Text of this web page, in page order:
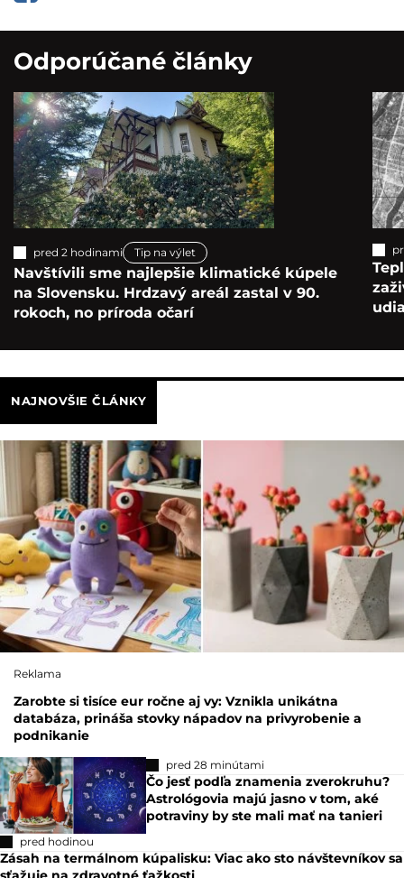
Odporúčané články
pred 2 hodinami Tip na výlet
Navštívili sme najlepšie klimatické kúpele
na Slovensku. Hrdzavý areál zastal v 90.
rokoch, no príroda očarí
NAJNOVŠIE ČLÁNKY
Reklama
Zarobte si tisíce eur ročne aj vy: Vznikla unikátna
databáza, prináša stovky nápadov na privyrobenie a
podnikanie
pred 28 minútami
Čo jesť podľa znamenia zverokruhu?
Astrológovia majú jasno v tom, aké
potraviny by ste mali mať na tanieri
pred hodinou
Zásah na termálnom kúpalisku: Viac ako sto návštevníkov sa